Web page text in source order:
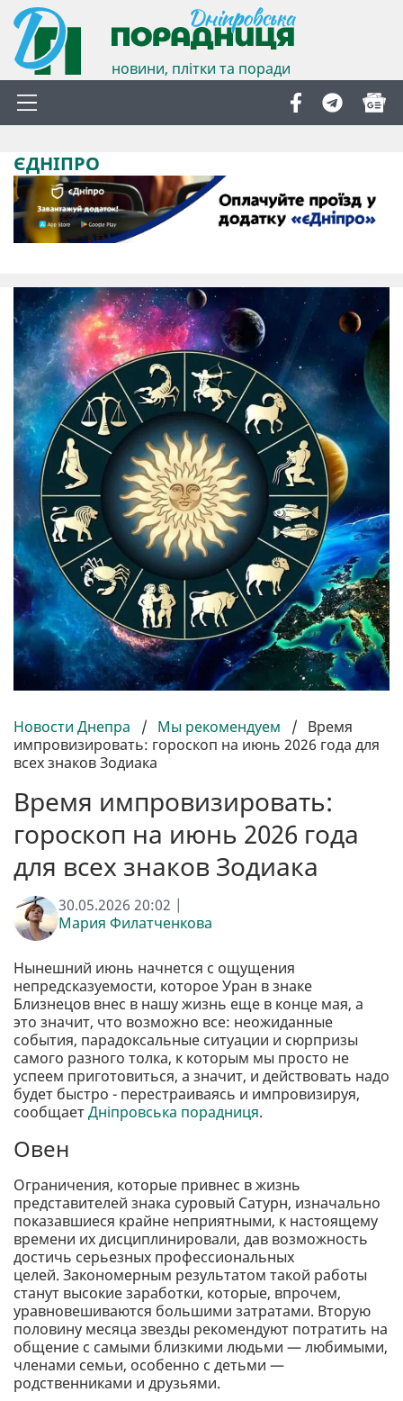
новини, плітки та поради
ЄДНІПРО
Новости Днепра / Мы рекомендуем / Время
импровизировать: гороскоп на июнь 2026 года для
всех знаков Зодиака
Время импровизировать:
гороскоп на июнь 2026 года
для всех знаков Зодиака
30.05.2026 20:02 |
Мария Филатченкова
Нынешний июнь начнется с ощущения
непредсказуемости, которое Уран в знаке
Близнецов внес в нашу жизнь еще в конце мая, а
это значит, что возможно все: неожиданные
события, парадоксальные ситуации и сюрпризы
самого разного толка, к которым мы просто не
успеем приготовиться, а значит, и действовать надо
будет быстро - перестраиваясь и импровизируя,
сообщаетДніпровська порадниця.
Овен
Ограничения, которые привнес в жизнь
представителей знака суровый Сатурн, изначально
показавшиеся крайне неприятными, к настоящему
времени их дисциплинировали, дав возможность
достичь серьезных профессиональных
целей. Закономерным результатом такой работы
станут высокие заработки, которые, впрочем,
уравновешиваются большими затратами. Вторую
половину месяца звезды рекомендуют потратить на
общение с самыми близкими людьми — любимыми,
членами семьи, особенно с детьми —
родственниками и друзьями.